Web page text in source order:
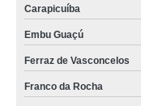
Carapicuíba
Embu Guaçú
Ferraz de Vasconcelos
Franco da Rocha